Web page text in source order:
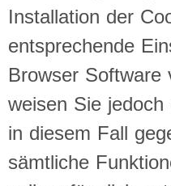
Installation der
entsprechende
Browser Software
weisen Sie
in diesem Fall
sämtliche